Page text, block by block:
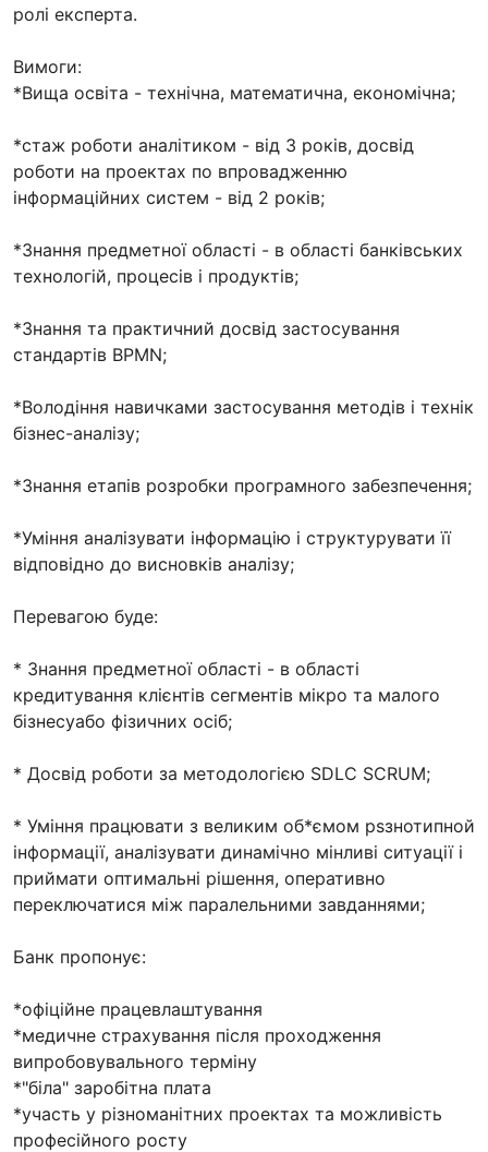
ролі експерта.
Вимоги:
*Вища освіта - технічна, математична, економічна;
*стаж роботи аналітиком - від 3 років, досвід
роботи на проектах по впровадженню
інформаційних систем - від 2 років;
*Знання предметної області - в області банківських
технологій, процесів і продуктів;
*Знання та практичний досвід застосування
стандартів BPMN;
*Володіння навичками застосування методів і технік
бізнес-аналізу;
*Знання етапів розробки програмного забезпечення;
*Уміння аналізувати інформацію і структурувати її
відповідно до висновків аналізу;
Перевагою буде:
* Знання предметної області - в області
кредитування клієнтів сегментів мікро та малого
бізнесуабо фізичних осіб;
* Досвід роботи за методологією SDLC SCRUM;
* Уміння працювати з великим об*ємом рsзнотипной
інформації, аналізувати динамічно мінливі ситуації і
приймати оптимальні рішення, оперативно
переключатися між паралельними завданнями;
Банк пропонує:
*офіційне працевлаштування
*медичне страхування після проходження
випробовувального терміну
*"біла" заробітна плата
*участь у різноманітних проектах та можливість
професійного росту